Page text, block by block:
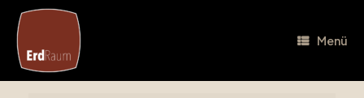
Inhalt
springen
Menü